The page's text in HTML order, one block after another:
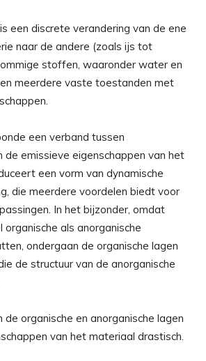
een discrete verandering van de ene
naar de andere (zoals ijs tot
stoffen, waaronder water en
meerdere vaste toestanden met
een verband tussen
de emissieve eigenschappen van het
een vorm van dynamische
die meerdere voordelen biedt voor
In het bijzonder, omdat
als anorganische
ondergaan de organische lagen
de structuur van de anorganische
organische en anorganische lagen
van het materiaal drastisch.